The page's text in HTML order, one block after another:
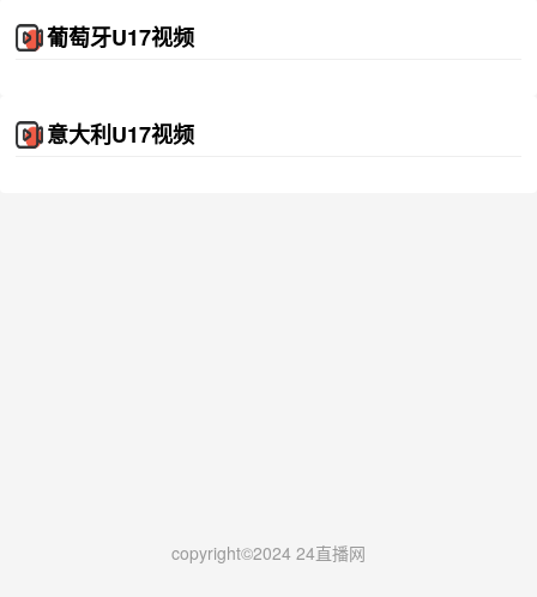
葡萄牙U17视频
意大利U17视频
copyright©2024 24直播网